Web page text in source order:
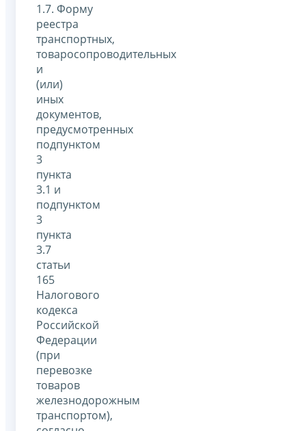
1.7. Форму
реестра
транспортных,
товаросопроводительных
и
(или)
иных
документов,
предусмотренных
подпунктом
3
пункта
3.1 и
подпунктом
3
пункта
3.7
статьи
165
Налогового
кодекса
Российской
Федерации
(при
перевозке
товаров
железнодорожным
транспортом),